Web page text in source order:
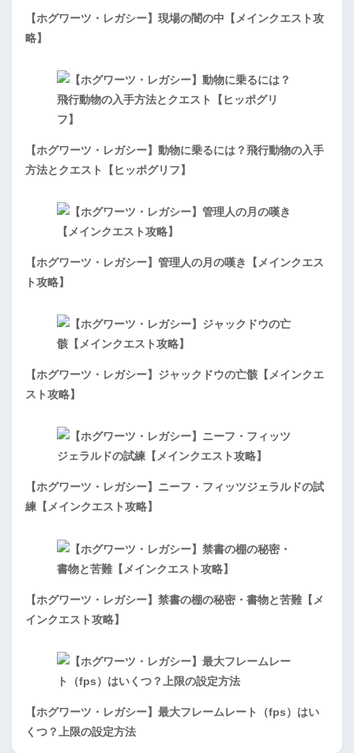
【ホグワーツ・レガシー】現場の闇の中【メインクエスト攻
略】
【ホグワーツ・レガシー】動物に乗るには？飛行動物の入手
方法とクエスト【ヒッポグリフ】
【ホグワーツ・レガシー】管理人の月の嘆き【メインクエス
ト攻略】
【ホグワーツ・レガシー】ジャックドウの亡骸【メインクエ
スト攻略】
【ホグワーツ・レガシー】ニーフ・フィッツジェラルドの試
練【メインクエスト攻略】
【ホグワーツ・レガシー】禁書の棚の秘密・書物と苦難【メ
インクエスト攻略】
【ホグワーツ・レガシー】最大フレームレート（fps）はい
くつ？上限の設定方法